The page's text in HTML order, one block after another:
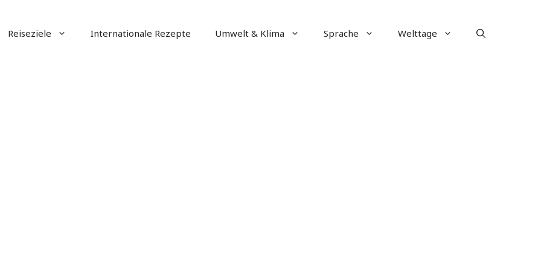
Reiseziele Internationale Rezepte Umwelt & Klima Sprache Welttage